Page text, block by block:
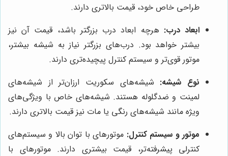
طراحی خاص خود، قیمت بالاتری دارند.
ابعاد درب: هرچه ابعاد درب بزرگتر باشد، قیمت آن نیز
بیشتر خواهد بود. درب‌های بزرگتر نیاز به شیشه بیشتر،
موتور قوی‌تر و سیستم کنترل پیچیده‌تری دارند.
نوع شیشه: شیشه‌های سکوریت ارزان‌تر از شیشه‌های
لمینت و ضدگلوله هستند. شیشه‌های خاص با ویژگی‌های
ویژه مانند شیشه‌های رنگی یا مات نیز قیمت بالاتری دارند.
موتور و سیستم کنترل: موتورهای با توان بالا و سیستم‌های
کنترلی پیشرفته‌تر، قیمت بیشتری دارند. موتورهای با